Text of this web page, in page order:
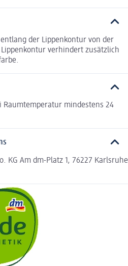
der Lippenkontur von der
verhindert zusätzlich
mindestens 24
KG Am dm-Platz 1, 76227 Karlsruhe